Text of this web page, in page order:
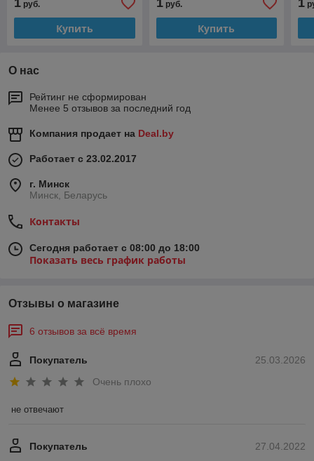
1 руб.
Купить
1руб.
Купить
1
О нас
Рейтинг не сформирован
Менее 5 отзывов за последний год
Компания продает на Deal.by
Работает с 23.02.2017
г. Минск
Минск, Беларусь
Контакты
Сегодня работает с 08:00 до 18:00
Показать весь график работы
Отзывы о магазине
6 отзывов за всё время
25.03.2026
Покупатель
Очень плохо
не отвечают
27.04.2022
Покупатель